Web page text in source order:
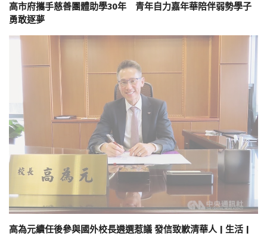
高市府攜手慈善團體助學30年 青年自力嘉年華陪伴弱勢學子
勇敢逐夢
高為元續任後參與國外校長遴選惹議 發信致歉清華人 | 生活 |